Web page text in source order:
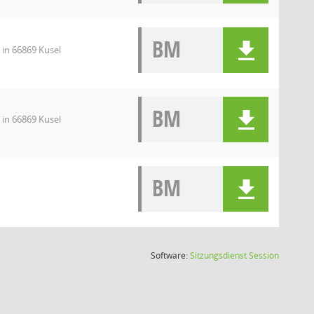
66869 Kusel BM
66869 Kusel BM
BM
Software:SitzungsdienstSession(Wird in